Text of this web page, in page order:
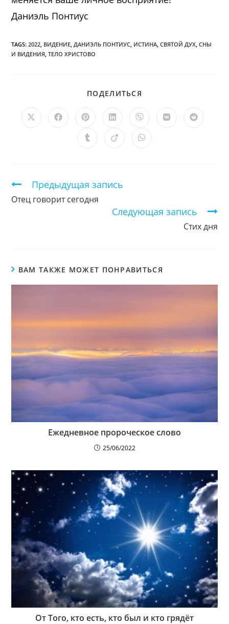
Даниэль Понтиус
TAGS:2022, ВИДЕНИЕ, ДАНИЭЛЬ ПОНТИУС, ИСТИНА, СВЯТОЙ ДУХ, СНЫ
И ВИДЕНИЯ, ТЕЛО ХРИСТОВО
ПОДЕЛИТЬСЯ
Открывается
Открывается
новом
Открывается
в
новом
Открывается
в
новом
Открывается
в
новом
Открывается
Открывается
ОткрываетсяОткрывается
Продолжить
чтение
Предыдущая запись
Отец говорит сегодня
Следующая запись
Стих дня
ВАМ ТАКЖЕ МОЖЕТ ПОНРАВИТЬСЯ
Ежедневное пророческое слово
25/06/2022
От Того, кто есть, кто был и кто грядёт